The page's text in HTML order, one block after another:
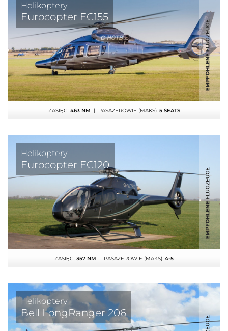
Helikoptery
Eurocopter EC155
ZASIĘG: 463 NM | PASAŻEROWIE (MAKS): 5 SEATS
Helikoptery
Eurocopter EC120
ZASIĘG: 357 NM | PASAŻEROWIE (MAKS): 4-5
Helikoptery
Bell LongRanger 206